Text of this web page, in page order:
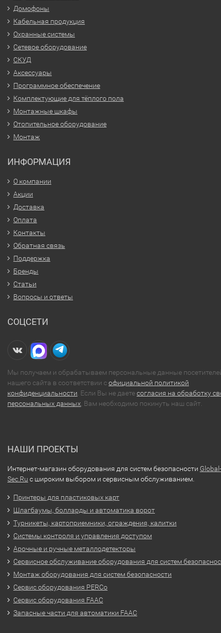
Домофоны
Кабельная продукция
Охранные системы
Сетевое оборудование
СКУД
Аксессуары
Программное обеспечение
Комплектующие для тёплого пола
Монтажные шкафы
Отопительное оборудование
Монтаж
ИНФОРМАЦИЯ
О компании
Акции
Доставка
Оплата
Контакты
Обратная связь
Поддержка
Бренды
Статьи
Вопросы и ответы
СОЦСЕТИ
Мы получаем и обрабатываем персональные данные
нашего сайта в соответствии софициальной политикой
конфиденциальности . Если Вы не даетесогласия на обработку
персональных данных , Вам необходимо покинуть наш сайт.
НАШИ ПРОЕКТЫ
Интернет-магазин оборудования для систем безопасности Global-
Sec.Ru с широким выбором и сервисным обслуживанием.
Принтеры для пластиковых карт
Шлагбаумы, болларды и автоматика ворот
Турникеты, картоприемники, ограждения, калитки
Системы контроля и управления доступом
Арочные и ручные металлодетекторы
Сервисное обслуживание оборудования для систем
Монтаж оборудования для систем безопасности
Сервис оборудования PERCo
Сервис оборудования FAAC
Запасные части для автоматики FAAC